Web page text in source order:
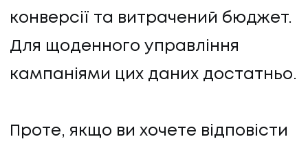
конверсії та витрачений бюджет.
Для щоденного управління
кампаніями цих даних достатньо.
Проте, якщо ви хочете відповісти
БЛОГ
КЛІЄНТИ
КЛІЄНТИ
КОНТАКТИ